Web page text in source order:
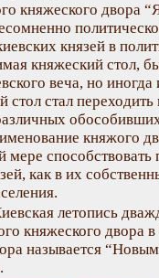
княжеского двора
князей в
княжеский стол,
веча, но
стол стал переходить
княжого
мере
как в их
летопись
княжеского двора
называется